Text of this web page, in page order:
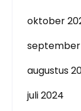
oktober
augustus
juli 2024